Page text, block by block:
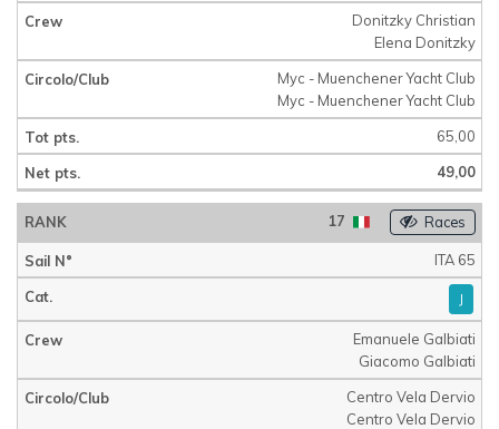
Donitzky Christian
Elena Donitzky
Myc - Muenchener Yacht Club
Myc - Muenchener Yacht Club
65,00
49,00
17 Races
ITA 65
J
Emanuele Galbiati
Giacomo Galbiati
Centro Vela Dervio
Centro Vela Dervio